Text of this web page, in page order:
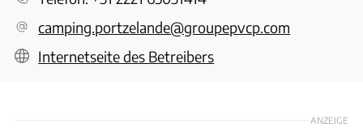
camping.portzelande@groupepvcp.com
Internetseite des Betreibers
ANZEIGE